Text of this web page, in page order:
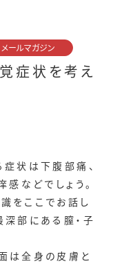
メールマガジン
症状を考え
状は下腹部痛、
感などでしょう。
をここでお話し
深部にある膣・子
は全身の皮膚と